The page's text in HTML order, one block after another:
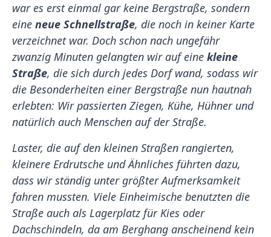
war es erst einmal gar keine Bergstraße, sondern
eine neue Schnellstraße, die noch in keiner Karte
verzeichnet war. Doch schon nach ungefähr
zwanzig Minuten gelangten wir auf eine kleine
Straße, die sich durch jedes Dorf wand, sodass wir
die Besonderheiten einer Bergstraße nun hautnah
erlebten: Wir passierten Ziegen, Kühe, Hühner und
natürlich auch Menschen auf der Straße.
Laster, die auf den kleinen Straßen rangierten,
kleinere Erdrutsche und Ähnliches führten dazu,
dass wir ständig unter größter Aufmerksamkeit
fahren mussten. Viele Einheimische benutzten die
Straße auch als Lagerplatz für Kies oder
Dachschindeln, da am Berghang anscheinend kein